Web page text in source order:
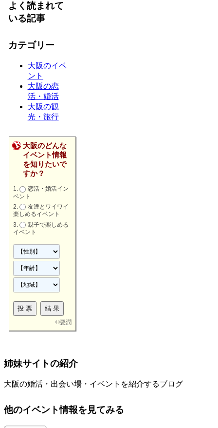
よく読まれて
いる記事
カテゴリー
大阪のイベ
ント
大阪の恋
活・婚活
大阪の観
光・旅行
大阪のどんな
イベント情報
を知りたいで
すか？
恋活・婚活イン
ベント
友達とワイワイ
楽しめるイベント
親子で楽しめる
イベント
©要潤
姉妹サイトの紹介
大阪の婚活・出会い場・イベントを紹介するブログ
他のイベント情報を見てみる